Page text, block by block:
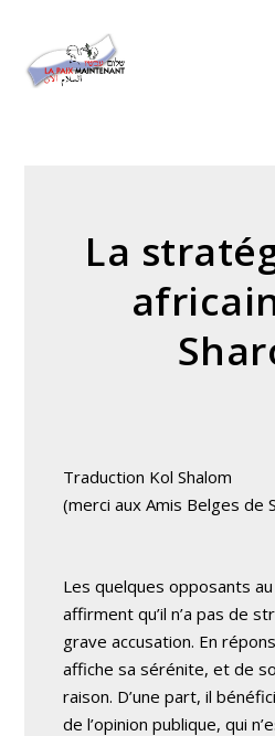
La
Traduction Kol Shalom
(merci aux Amis Belges de
Les quelques opposants
affirment qu’il n’a pas de
grave accusation. En
affiche sa sérénite, et de
raison. D’une part, il
de l’opinion publique, qui